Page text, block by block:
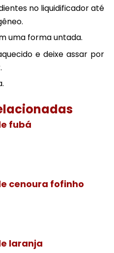
no liquidificador até
uma forma untada.
e deixe assar por
fubá
cenoura fofinho
laranja